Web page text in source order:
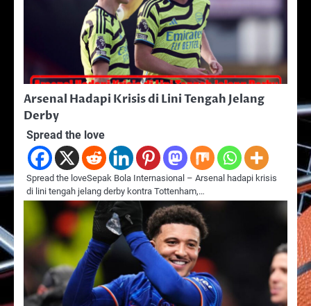
Arsenal Hadapi Krisis di Lini Tengah Jelang
Derby
Spread the love
Spread the loveSepak Bola Internasional – Arsenal hadapi krisis
di lini tengah jelang derby kontra Tottenham,…